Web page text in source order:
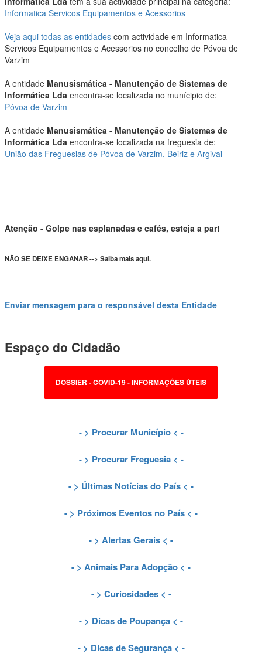
Informatica Servicos Equipamentos e Acessorios
Veja aqui todas as entidades com actividade em Informatica
Servicos Equipamentos e Acessorios no concelho de Póvoa de
Varzim
A entidade Manusismática - Manutenção de Sistemas de
Informática Lda encontra-se localizada no munícipio de:
Póvoa de Varzim
A entidade Manusismática - Manutenção de Sistemas de
Informática Lda encontra-se localizada na freguesia de:
União das Freguesias de Póvoa de Varzim, Beiriz e Argivai
Atenção - Golpe nas esplanadas e cafés, esteja a par!
NÃO SE DEIXE ENGANAR --> Saiba mais aqui.
Enviar mensagem para o responsável desta Entidade
Espaço do Cidadão
DOSSIER - COVID-19 - INFORMAÇÕES ÚTEIS
- > Procurar Município< -
- > Procurar Freguesia< -
- > Últimas Notícias do País < -
- > Próximos Eventos no País < -
- > Alertas Gerais < -
- > Animais Para Adopção < -
- > Curiosidades< -
- > Dicas de Poupança < -
- > Dicas de Segurança< -